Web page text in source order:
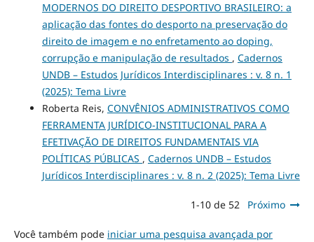
MODERNOS DO DIREITO DESPORTIVO BRASILEIRO: a
aplicação das fontes do desporto na preservação do
direito de imagem e no enfretamento ao doping,
corrupção e manipulação de resultados , Cadernos
UNDB – Estudos Jurídicos Interdisciplinares : v. 8 n. 1
(2025): Tema Livre
Roberta Reis, CONVÊNIOS ADMINISTRATIVOS COMO
FERRAMENTA JURÍDICO-INSTITUCIONAL PARA A
EFETIVAÇÃO DE DIREITOS FUNDAMENTAIS VIA
POLÍTICAS PÚBLICAS , Cadernos UNDB – Estudos
Jurídicos Interdisciplinares : v. 8 n. 2 (2025): Tema Livre
1-10 de 52 Próximo
Você também pode iniciar uma pesquisa avançada por